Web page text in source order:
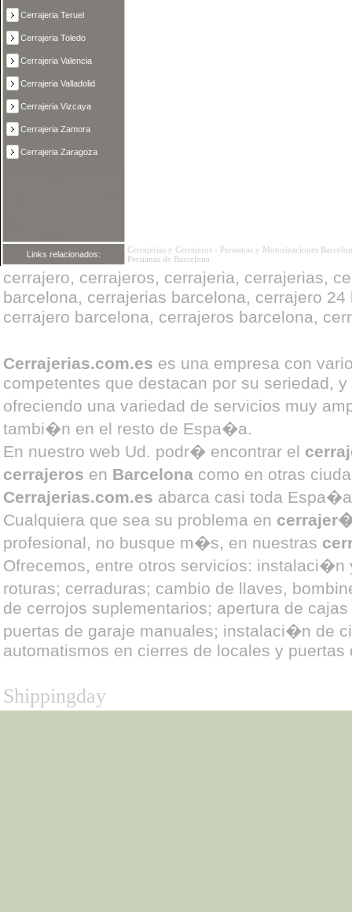
Cerrajeria Teruel
Cerrajeria Toledo
Cerrajeria Valencia
Cerrajeria Valladolid
Cerrajeria Vizcaya
Cerrajeria Zamora
Cerrajeria Zaragoza
Links relacionados: Cerrajerias y Cerrajeros - Persianas y Motorizaciones
Persianas de Barcelona
cerrajero, cerrajeros, cerrajeria, cerrajerias,
barcelona, cerrajerias barcelona, cerrajero
cerrajero barcelona, cerrajeros barcelona,
Cerrajerias.com.es es una empresa con
competentes que destacan por su seriedad,
ofreciendo una variedad de servicios muy
tambi�n en el resto de Espa�a.
En nuestro web Ud. podr� encontrar el
cerrajeros en Barcelona como en otras
Cerrajerias.com.es abarca casi toda
Cualquiera que sea su problema en
profesional, no busque m�s, en nuestras
Ofrecemos, entre otros servicios:
roturas; cerraduras; cambio de llaves,
de cerrojos suplementarios; apertura de
puertas de garaje manuales; instalaci�n de
automatismos en cierres de locales y puertas
Shippingday